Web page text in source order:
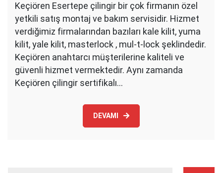
Keçiören Esertepe çilingir bir çok firmanın özel
yetkili satış montaj ve bakım servisidir. Hizmet
verdiğimiz firmalarından bazıları kale kilit, yuma
kilit, yale kilit, masterlock , mul-t-lock şeklindedir.
Keçiören anahtarcı müşterilerine kaliteli ve
güvenli hizmet vermektedir. Aynı zamanda
Keçiören çilingir sertifikalı…
DEVAMI